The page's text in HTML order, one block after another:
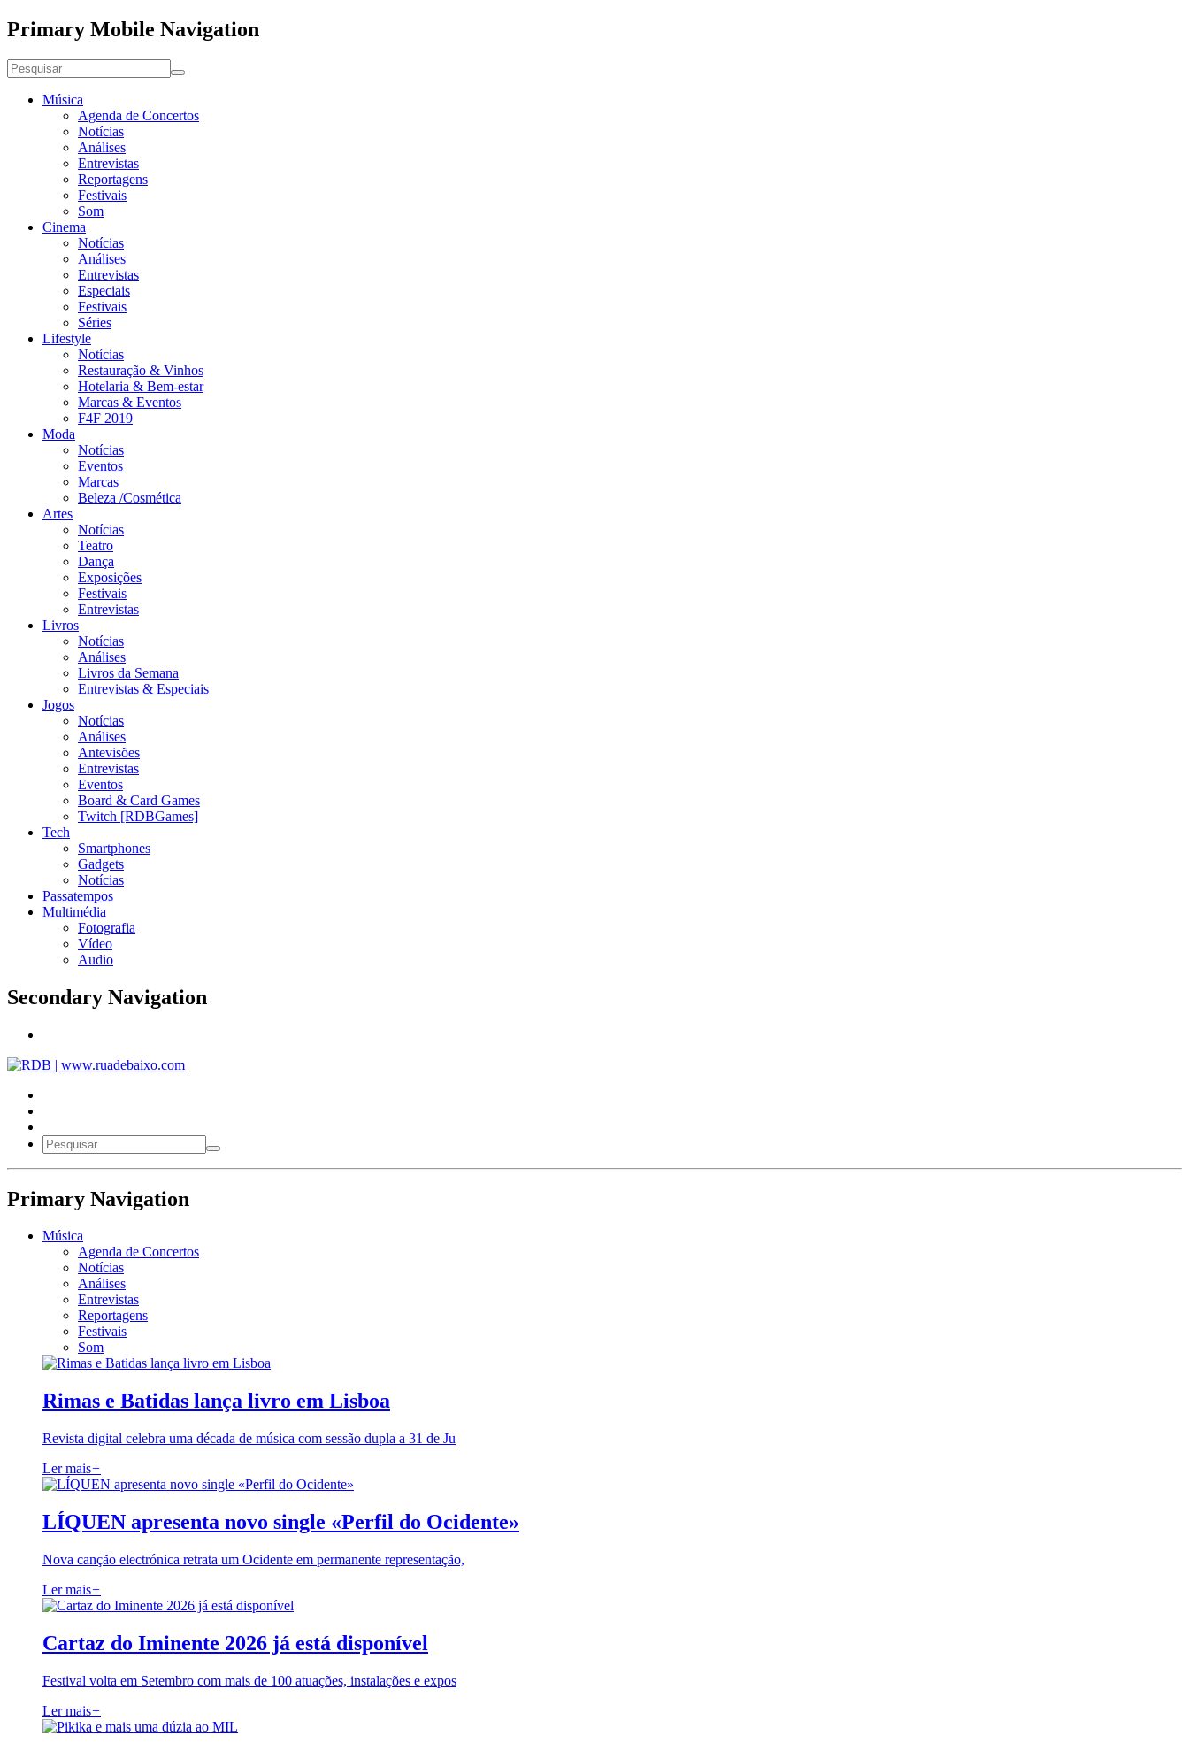
Primary Mobile Navigation
Música
Agenda de Concertos
Notícias
Análises
Entrevistas
Reportagens
Festivais
Som
Cinema
Notícias
Análises
Entrevistas
Especiais
Festivais
Séries
Lifestyle
Notícias
Restauração & Vinhos
Hotelaria & Bem-estar
Marcas & Eventos
F4F 2019
Moda
Notícias
Eventos
Marcas
Beleza /Cosmética
Artes
Notícias
Teatro
Dança
Exposições
Festivais
Entrevistas
Livros
Notícias
Análises
Livros da Semana
Entrevistas & Especiais
Jogos
Notícias
Análises
Antevisões
Entrevistas
Eventos
Board & Card Games
Twitch [RDBGames]
Tech
Smartphones
Gadgets
Notícias
Passatempos
Multimédia
Fotografia
Vídeo
Audio
Secondary Navigation
Primary Navigation
Música
Agenda de Concertos
Notícias
Análises
Entrevistas
Reportagens
Festivais
Som
Rimas e Batidas lança livro em Lisboa
Revista digital celebra uma década de música com sessão dupla a 31 de Ju
Ler mais+
LÍQUEN apresenta novo single «Perfil do Ocidente»
Nova canção electrónica retrata um Ocidente em permanente representação,
Ler mais+
Cartaz do Iminente 2026 já está disponível
Festival volta em Setembro com mais de 100 atuações, instalações e expos
Ler mais+